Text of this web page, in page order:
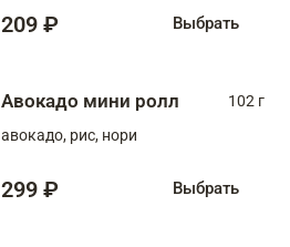
209 ₽ Выбрать
Авокадо мини ролл
102 г
авокадо, рис, нори
299 ₽ Выбрать